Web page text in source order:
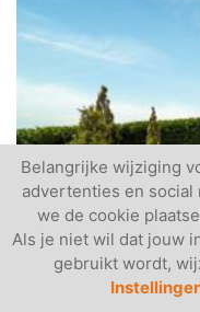
22 Juni 2023
#117 - Top 10
Belangrijke wijziging
advertenties en social
we de cookie
Als je niet wil dat jouw
gebruikt wordt,